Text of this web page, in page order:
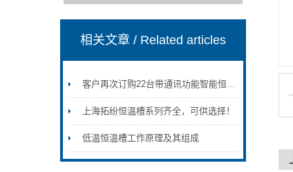
相关文章/ Related articles
客户再次订购22台带通讯功能智能恒温循环器
上海拓纷恒温槽系列齐全，可供选择！
低温恒温槽工作原理及其组成